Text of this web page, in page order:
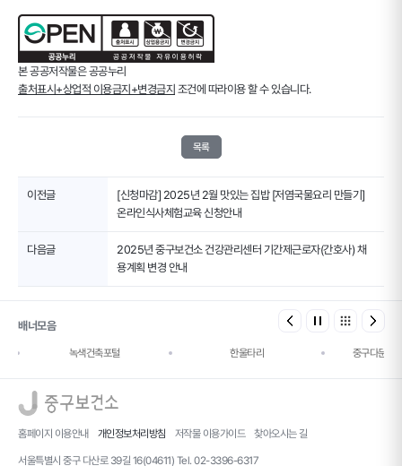
본 공공저작물은 공공누리
출처표시+상업적 이용금지+변경금지 조건에 따라이용 할 수 있습니다.
목록
이전글
[신청마감] 2025년 2월 맛있는 집밥 [저염국물요리 만들기]
온라인식사체험교육 신청안내
다음글
2025년 중구보건소 건강관리센터 기간제근로자(간호사) 채
용계획 변경 안내
배너모음
녹색건축포털 한울타리 중구다문화
홈페이지 이용안내 개인정보처리방침 저작물 이용가이드 찾아오시는 길
서울특별시 중구 다산로 39길 16(04611) Tel. 02-3396-6317